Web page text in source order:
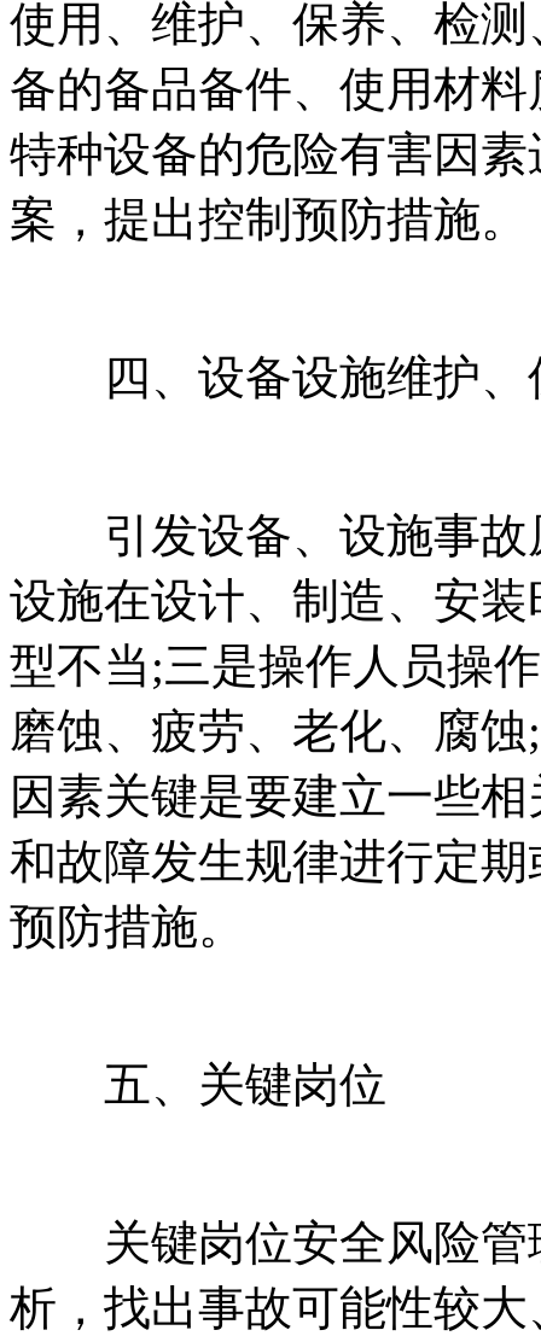
使用、维护、保养、检
备的备品备件、使用材
特种设备的危险有害因
案，提出控制预防措施。
四、设备设施维护、
引发设备、设施事故
设施在设计、制造、安
型不当;三是操作人员操
磨蚀、疲劳、老化、腐
因素关键是要建立一些
和故障发生规律进行定
预防措施。
五、关键岗位
关键岗位安全风险管
析，找出事故可能性较